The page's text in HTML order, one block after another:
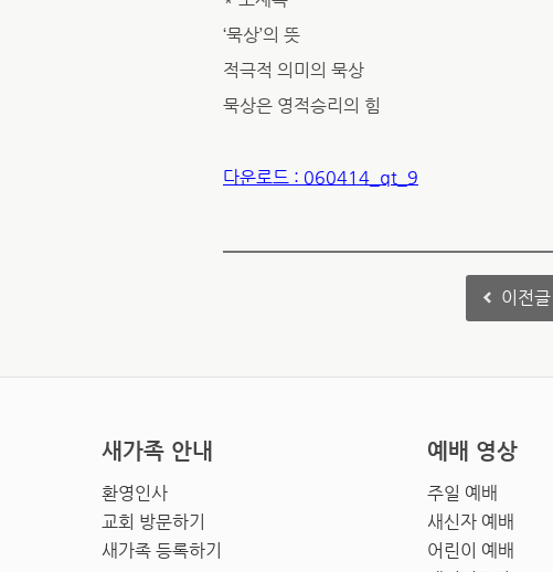
‘묵상’의 뜻
적극적 의미의 묵상
묵상은 영적승리의 힘
다운로드 : 060414_qt_9
이전글
새가족 안내
환영인사
교회 방문하기
새가족 등록하기
예배 영상
주일 예배
새신자 예배
어린이 예배